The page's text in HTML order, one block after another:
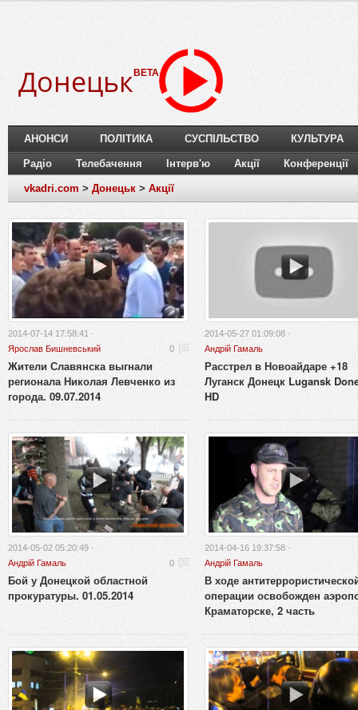
Донецьк BETA
АНОНСИ ПОЛІТИКА СУСПІЛЬСТВО КУЛЬТУРА
Радіо Телебачення Інтерв'ю Акції Конференції
vkadri.com > Донецьк > Акції
2014-07-14 17:58:41 ·
Ярослав Бишневський
0
Жители Славянска выгнали
регионала Николая Левченко из
города. 09.07.2014
2014-05-27 01:09:08 ·
Андрій Гамаль
Расстрел в Новоайдаре +18
Луганск Донецк Lugansk
HD
2014-05-02 05:20:49 ·
Андрій Гамаль
0
Бой у Донецкой областной
прокуратуры. 01.05.2014
2014-04-16 19:37:58 ·
Андрій Гамаль
В ходе
операции освобожден
Краматорске, 2 часть